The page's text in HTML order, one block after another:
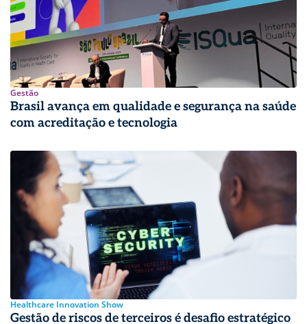
Gestão
Brasil avança em qualidade e segurança na saúde
com acreditação e tecnologia
Healthcare Innovation Show
Gestão de riscos de terceiros é desafio estratégico